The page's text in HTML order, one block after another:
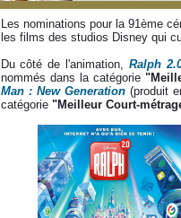
Les nominations pour la 91ème
les films des studios Disney qui
Du côté de l'animation,Ralph
nommés dans la catégorie
Man : New Generation (produit
catégorie "Meilleur Court-